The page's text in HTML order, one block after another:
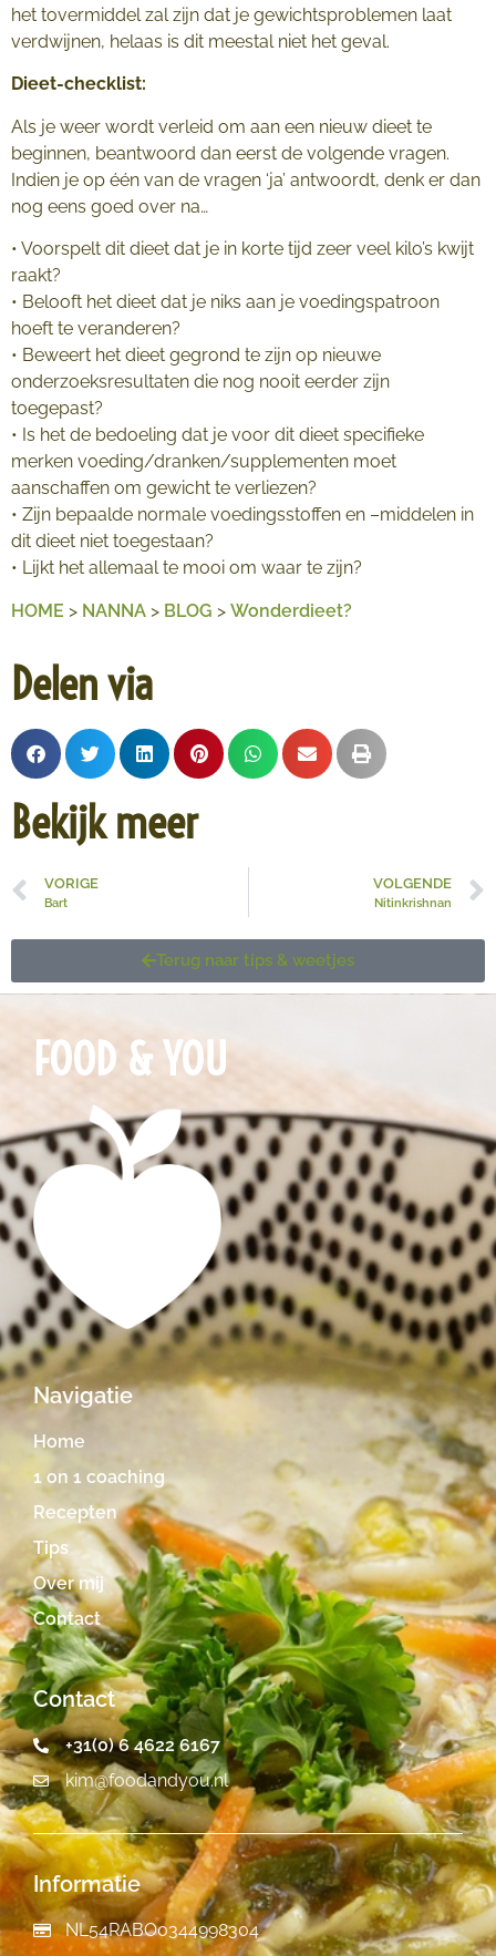
het tovermiddel zal zijn dat je gewichtsproblemen laat
verdwijnen, helaas is dit meestal niet het geval.
Dieet-checklist:
Als je weer wordt verleid om aan een nieuw dieet te
beginnen, beantwoord dan eerst de volgende vragen.
Indien je op één van de vragen ‘ja’ antwoordt, denk er dan
nog eens goed over na…
• Voorspelt dit dieet dat je in korte tijd zeer veel kilo’s kwijt
raakt?
• Belooft het dieet dat je niks aan je voedingspatroon
hoeft te veranderen?
• Beweert het dieet gegrond te zijn op nieuwe
onderzoeksresultaten die nog nooit eerder zijn
toegepast?
• Is het de bedoeling dat je voor dit dieet specifieke
merken voeding/dranken/supplementen moet
aanschaffen om gewicht te verliezen?
• Zijn bepaalde normale voedingsstoffen en –middelen in
dit dieet niet toegestaan?
• Lijkt het allemaal te mooi om waar te zijn?
HOME > NANNA > BLOG > Wonderdieet?
Delen via
Bekijk meer
VORIGE
Bart
VOLGENDE
Nitinkrishnan
Terug naar tips & weetjes
FOOD & YOU
Navigatie
Home
1 on 1 coaching
Recepten
Tips
Over mij
Contact
Contact
+31(0) 6 4622 6167
kim@foodandyou.nl
Informatie
NL54RABO0344998304